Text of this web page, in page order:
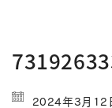
2024年3月12